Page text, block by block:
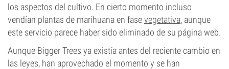
los aspectos del cultivo. En cierto momento incluso
vendían plantas de marihuana en fasevegetativa, aunque
este servicio parece haber sido eliminado de su página web.
Aunque Bigger Trees ya existía antes del reciente cambio en
las leyes, han aprovechado el momento y se han